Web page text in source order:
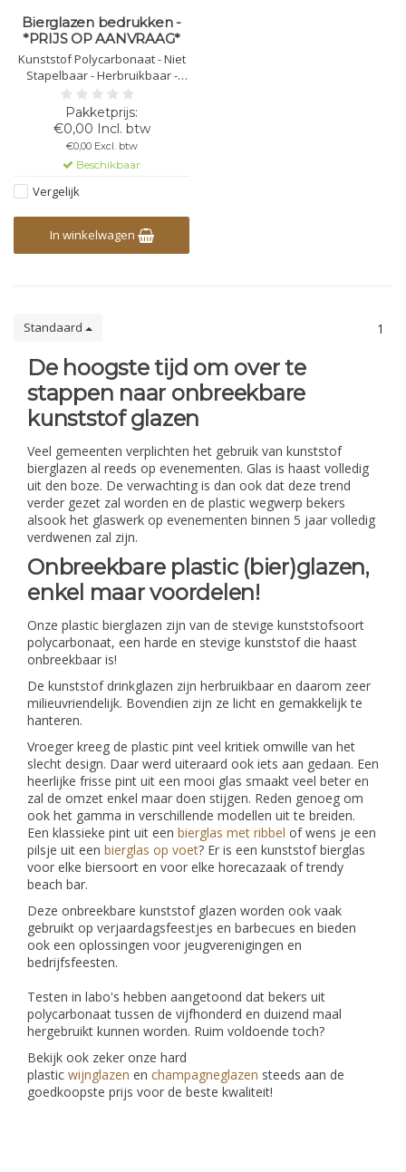
Bierglazen bedrukken -
*PRIJS OP AANVRAAG*
Kunststof Polycarbonaat - Niet
Stapelbaar - Herbruikbaar -
Vaatwasbestendig -
Bedrukbaar - Onbreekbaar -
Levering 10 -12 werkdagen
€0,00 Incl. btw
€0,00 Excl. btw
Beschikbaar
Vergelijk
In winkelwagen
Standaard 1
De hoogste tijd om over te
stappen naar onbreekbare
kunststof glazen
Veel gemeenten verplichten het gebruik van kunststof
bierglazen al reeds op evenementen. Glas is haast volledig
uit den boze. De verwachting is dan ook dat deze trend
verder gezet zal worden en de plastic wegwerp bekers
alsook het glaswerk op evenementen binnen 5 jaar volledig
verdwenen zal zijn.
Onbreekbare plastic (bier)glazen,
enkel maar voordelen!
Onze plastic bierglazen zijn van de stevige kunststofsoort
polycarbonaat, een harde en stevige kunststof die haast
onbreekbaar is!
De kunststof drinkglazen zijn herbruikbaar en daarom zeer
milieuvriendelijk. Bovendien zijn ze licht en gemakkelijk te
hanteren.
Vroeger kreeg de plastic pint veel kritiek omwille van het
slecht design. Daar werd uiteraard ook iets aan gedaan. Een
heerlijke frisse pint uit een mooi glas smaakt veel beter en
zal de omzet enkel maar doen stijgen. Reden genoeg om
ook het gamma in verschillende modellen uit te breiden.
Een klassieke pint uit een bierglas met ribbel of wens je een
pilsje uit een bierglas op voet? Er is een kunststof bierglas
voor elke biersoort en voor elke horecazaak of trendy
beach bar.
Deze onbreekbare kunststof glazen worden ook vaak
gebruikt op verjaardagsfeestjes en barbecues en bieden
ook een oplossingen voor jeugverenigingen en
bedrijfsfeesten.
Testen in labo's hebben aangetoond dat bekers uit
polycarbonaat tussen de vijfhonderd en duizend maal
hergebruikt kunnen worden. Ruim voldoende toch?
Bekijk ook zeker onze hard
plastic wijnglazen en champagneglazen steeds aan de
goedkoopste prijs voor de beste kwaliteit!